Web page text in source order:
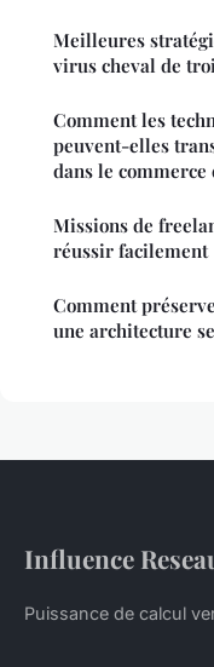
Meilleures
virus cheval de
Comment les
peuvent-elles
dans le commerce
Missions de
réussir facilement
Comment
une architecture
Influence
Puissance de calcul